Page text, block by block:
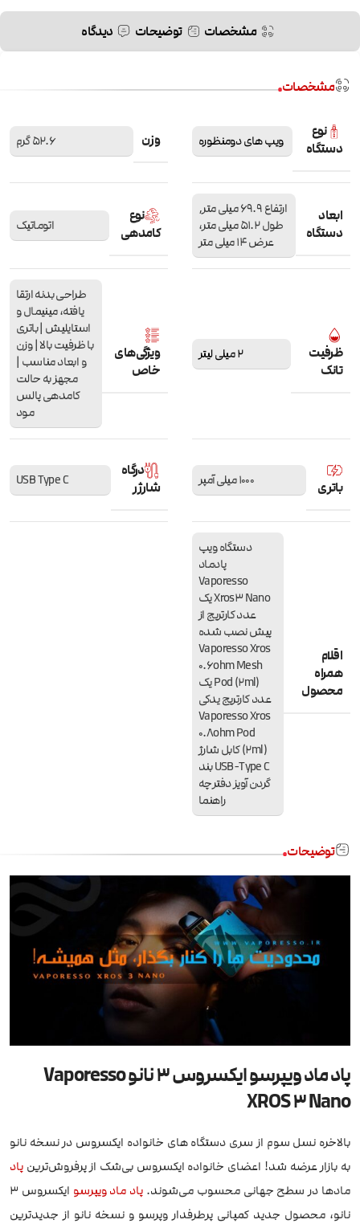
مشخصات توضیحات دیدگاه
مشخصات
نوع
دستگاه
ویپ های دومنظوره وزن 52.6 گرم
ابعاد
دستگاه
ارتفاع 69.9 میلی متر,
طول 51.2 میلی متر،
عرض 14 میلی متر
نوع
کامدهی
اتوماتیک
ظرفیت
تانک
2 میلی لیتر
ویژگی‌های
خاص
طراحی بدنه ارتقا
یافته، مینیمال و
استایلیش | باتری
با ظرفیت بالا | وزن
و ابعاد مناسب |
مجهز به حالت
کامدهی پالس
مود
باتری 1000 میلی آمپر
درگاه
شارژر
USB Type C
اقلام
همراه
محصول
دستگاه ویپ
پادماد
Vaporesso
Xros3 Nano یک
عدد کارتریج از
پیش نصب شده
Vaporesso Xros
0.6ohm Mesh
Pod (2ml) یک
عدد کارتریج یدکی
Vaporesso Xros
0.8ohm Pod
(2ml) کابل شارژ
USB-Type C بند
گردن آویز دفترچه
راهنما
توضیحات
پاد ماد ویپرسو ایکسروس 3 نانو Vaporesso
XROS 3 Nano
بالاخره نسل سوم از سری دستگاه های خانواده ایکسروس در نسخه نانو
به بازار عرضه شد! اعضای خانواده ایکسروس بی‌شک از پرفروش‌ترین پاد
مادها در سطح جهانی محسوب می‌شوند. پاد ماد ویپرسو
ایکسروس 3
نانو، محصول جدید کمپانی پرطرفدار وپرسو و نسخه نانو از جدیدترین